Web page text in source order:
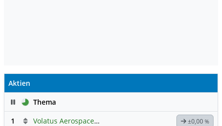
Aktien
PauseThema
1
Volatus Aerospace (Offener Austausch) ±0,00 %